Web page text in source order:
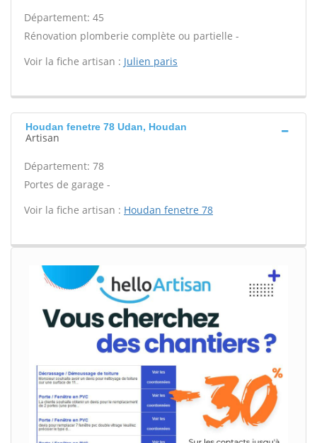
Département: 45
Rénovation plomberie complète ou partielle -
Voir la fiche artisan : Julien paris
Houdan fenetre 78 Udan, Houdan
Artisan
Département: 78
Portes de garage -
Voir la fiche artisan : Houdan fenetre 78